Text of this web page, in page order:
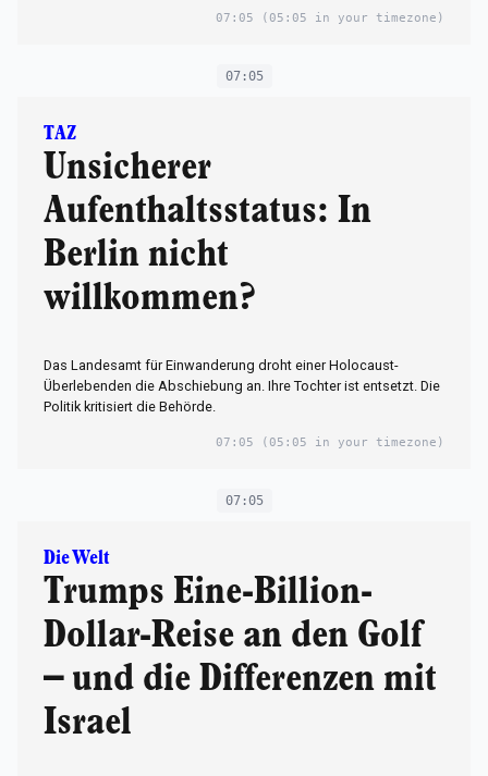
07:05 (05:05 in your timezone)
07:05
TAZ
Unsicherer
Aufenthaltsstatus: In
Berlin nicht
willkommen?
Das Landesamt für Einwanderung droht einer Holocaust-
Überlebenden die Abschiebung an. Ihre Tochter ist entsetzt. Die
Politik kritisiert die Behörde.
07:05 (05:05 in your timezone)
07:05
Die Welt
Trumps Eine-Billion-
Dollar-Reise an den Golf
– und die Differenzen mit
Israel